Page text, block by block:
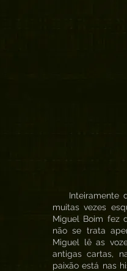
Inteiramente
muitas vezes
Miguel Boim fez
não se trata
Miguel lê as
antigas cartas,
paixão está nas